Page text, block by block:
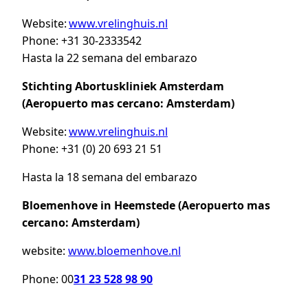
Website:www.vrelinghuis.nl
Phone: +31 30-2333542
Hasta la 22 semana del embarazo
Stichting AbortuskliniekAmsterdam
(Aeropuerto mas cercano: Amsterdam)
Website:www.vrelinghuis.nl
Phone: +31 (0) 20 693 21 51
Hasta la 18 semana del embarazo
Bloemenhove in Heemstede(Aeropuerto mas
cercano: Amsterdam)
website: www.bloemenhove.nl
Phone: 0031 23 528 98 90